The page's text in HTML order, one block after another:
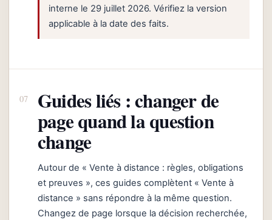
interne le 29 juillet 2026. Vérifiez la version
applicable à la date des faits.
Guides liés : changer de
page quand la question
change
Autour de « Vente à distance : règles, obligations
et preuves », ces guides complètent « Vente à
distance » sans répondre à la même question.
Changez de page lorsque la décision recherchée,